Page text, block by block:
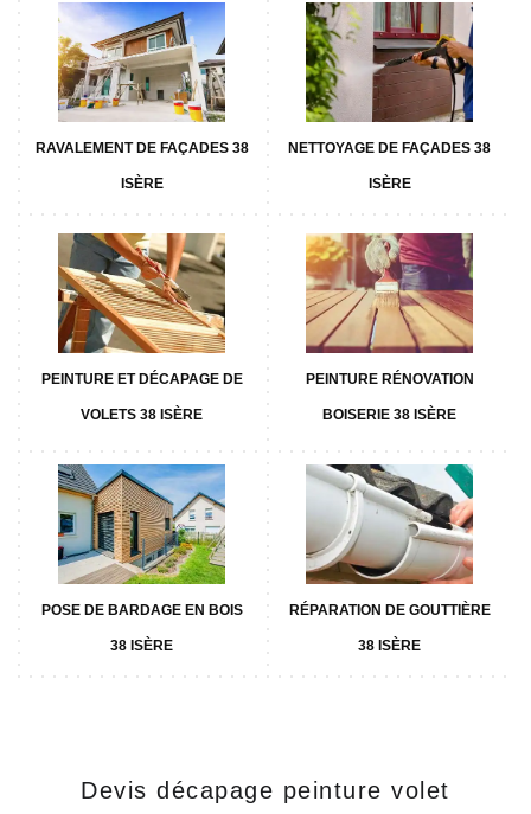
RAVALEMENT DE FAÇADES 38
ISÈRE
NETTOYAGE DE FAÇADES 38
ISÈRE
PEINTURE ET DÉCAPAGE DE
VOLETS 38 ISÈRE
PEINTURE RÉNOVATION
BOISERIE 38 ISÈRE
POSE DE BARDAGE EN BOIS
38 ISÈRE
RÉPARATION DE GOUTTIÈRE
38 ISÈRE
Devis décapage peinture volet